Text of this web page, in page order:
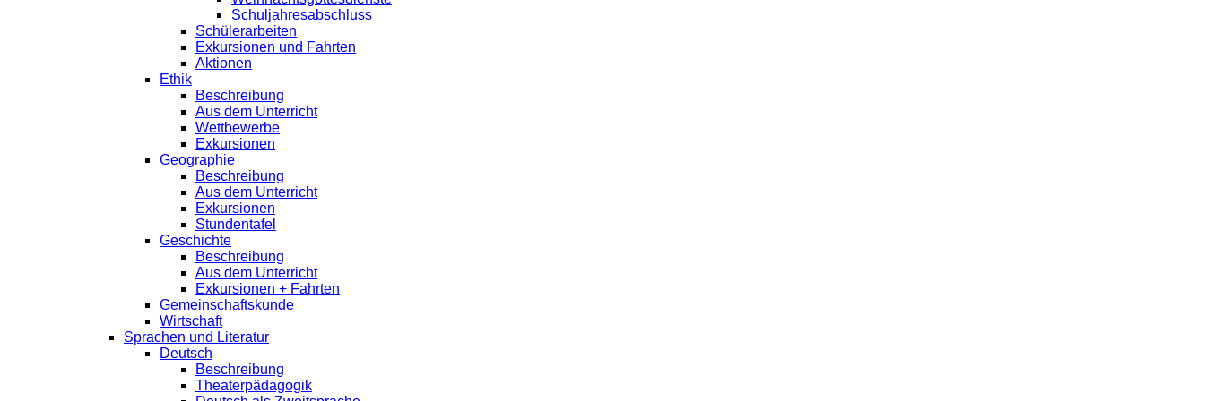
Schuljahresabschluss
Schülerarbeiten
Exkursionen und Fahrten
Aktionen
Ethik
Beschreibung
Aus dem Unterricht
Wettbewerbe
Exkursionen
Geographie
Beschreibung
Aus dem Unterricht
Exkursionen
Stundentafel
Geschichte
Beschreibung
Aus dem Unterricht
Exkursionen + Fahrten
Gemeinschaftskunde
Wirtschaft
Sprachen und Literatur
Deutsch
Beschreibung
Theaterpädagogik